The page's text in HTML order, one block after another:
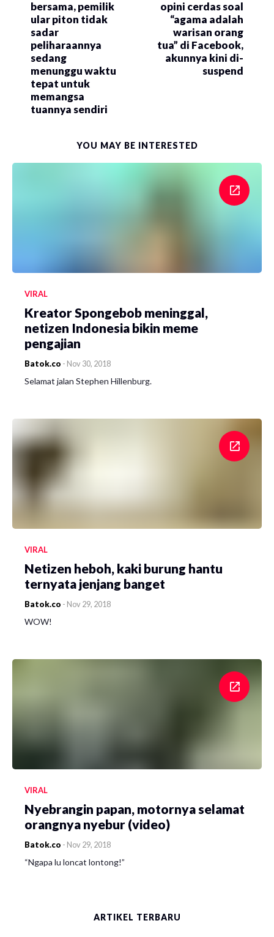
bersama, pemilik
ular piton tidak
sadar
peliharaannya
sedang
menunggu waktu
tepat untuk
memangsa
tuannya sendiri
opini cerdas soal
“agama adalah
warisan orang
tua” di Facebook,
akunnya kini di-
suspend
YOU MAY BE INTERESTED
VIRAL
Kreator Spongebob meninggal,
netizen Indonesia bikin meme
pengajian
Batok.co - Nov 30, 2018
Selamat jalan Stephen Hillenburg.
VIRAL
Netizen heboh, kaki burung hantu
ternyata jenjang banget
Batok.co - Nov 29, 2018
WOW!
VIRAL
Nyebrangin papan, motornya selamat
orangnya nyebur (video)
Batok.co - Nov 29, 2018
“Ngapa lu loncat lontong!”
ARTIKEL TERBARU